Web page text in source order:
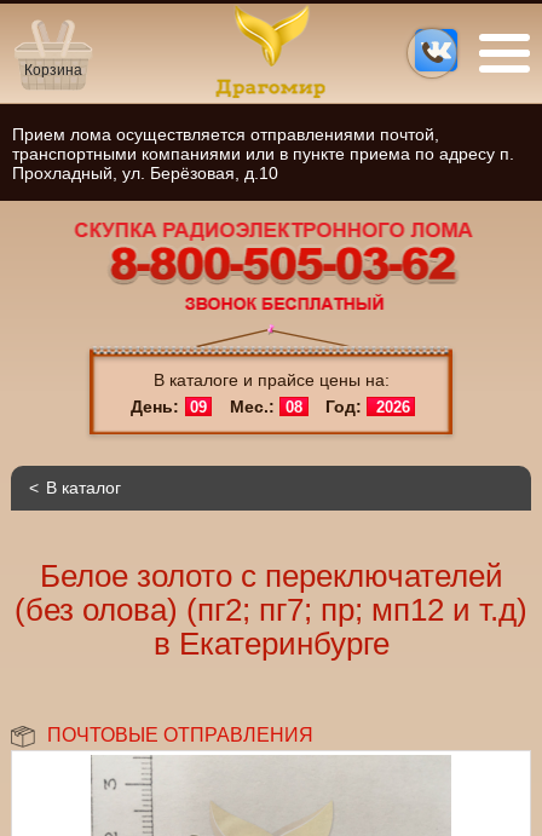
В каталоге и прайсе цены на:
День:
09 Мес.: 08 Год: 2026
Корзина
Прием лома осуществляется отправлениями почтой,
транспортными компаниями или в пункте приема по адресу п.
Прохладный, ул. Берёзовая, д.10
В каталог
Белое золото с переключателей
(без олова) (пг2; пг7; пр; мп12 и т.д)
в Екатеринбурге
ПОЧТОВЫЕ ОТПРАВЛЕНИЯ